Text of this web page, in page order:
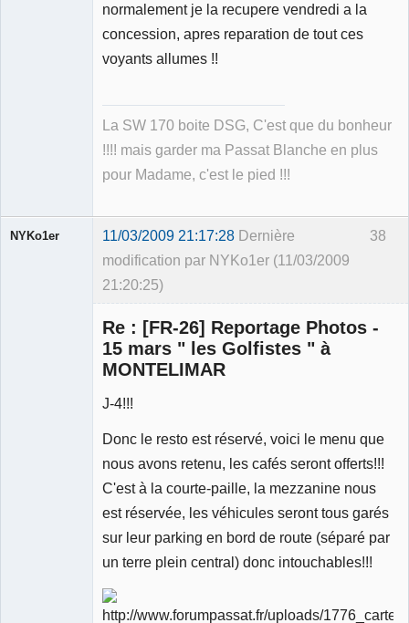
normalement je la recupere vendredi a la
concession, apres reparation de tout ces
voyants allumes !!
La SW 170 boite DSG, C'est que du bonheur
!!!! mais garder ma Passat Blanche en plus
pour Madame, c'est le pied !!!
38
NYKo1er 11/03/2009 21:17:28 Dernière
modification par NYKo1er (11/03/2009
21:20:25)
Re : [FR-26] Reportage Photos -
15 mars " les Golfistes " à
MONTELIMAR
J-4!!!
Donc le resto est réservé, voici le menu que
nous avons retenu, les cafés seront offerts!!!
C'est à la courte-paille, la mezzanine nous
est réservée, les véhicules seront tous garés
sur leur parking en bord de route (séparé par
un terre plein central) donc intouchables!!!